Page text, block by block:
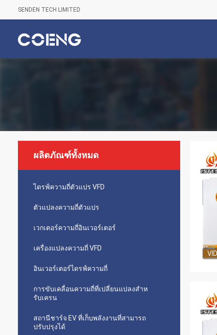
SENDEN TECH LIMITED
ผลิตภัณฑ์ทั้งหมด
ไดรฟ์ความถี่ตัวแปร VFD
ตัวแปลงความถี่ตัวแปร
เวกเตอร์ความถี่อินเวอร์เตอร์
เครื่องแปลงความถี่ VFD
อินเวอร์เตอร์ไดรฟ์ความถี่
การขับเคลื่อนความถี่ที่เปลี่ยนแปลงสําห
รับเครน
สถานีชาร์จ EV ที่เก็บพลังงานที่สามารถ
ปรับปรุงได้